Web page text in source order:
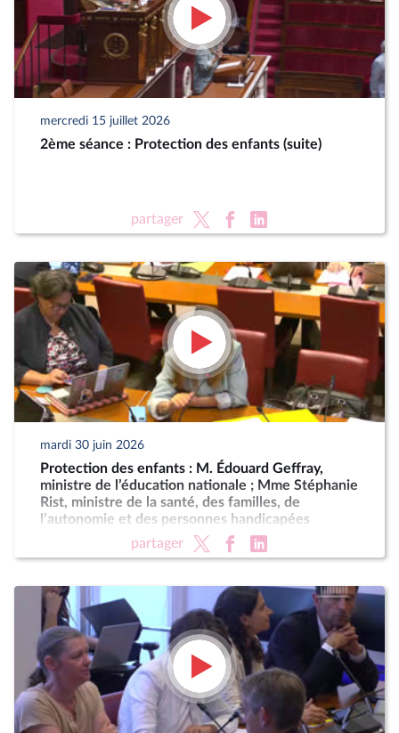
mercredi 15 juillet 2026
2ème séance : Protection des enfants (suite)
partager
mardi 30 juin 2026
Protection des enfants : M. Édouard Geffray,
ministre de l’éducation nationale ; Mme Stéphanie
Rist, ministre de la santé, des familles, de
l’autonomie et des personnes handicapées
partager